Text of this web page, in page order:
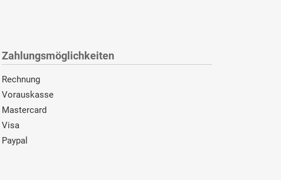
Zahlungsmöglichkeiten
Rechnung
Vorauskasse
Mastercard
Visa
Paypal